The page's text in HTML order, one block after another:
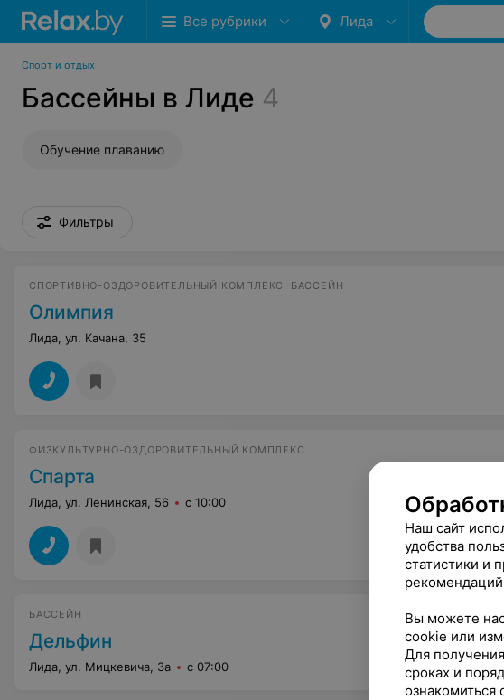
Все рубрики Лида
Спорт и отдых
Бассейны в Лиде 4
Обучение плаванию
Фильтры
СПОРТИВНО-ОЗДОРОВИТЕЛЬНЫЙ КОМПЛЕКС, БАССЕЙН
Олимпия
Лида, ул. Качана, 35
ФИЗКУЛЬТУРНО-ОЗДОРОВИТЕЛЬНЫЙ КОМПЛЕКС
Спарта
Лида, ул. Ленинская, 56 с 10:00
БАССЕЙН
Дельфин
Лида, ул. Мицкевича, 3а с 07:00
Наш сайт
удобства
статистики и
Вы можете
cookie или
Для
сроках и
ознакомиться